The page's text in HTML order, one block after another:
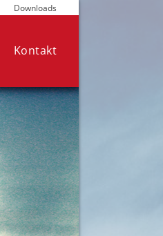
Downloads
Kontakt